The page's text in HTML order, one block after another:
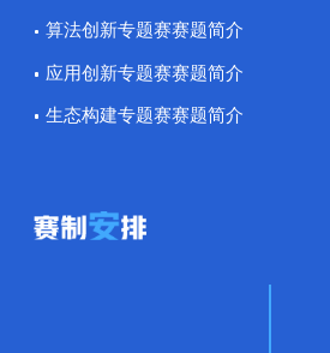
算法创新专题赛赛题简介
应用创新专题赛赛题简介
生态构建专题赛赛题简介